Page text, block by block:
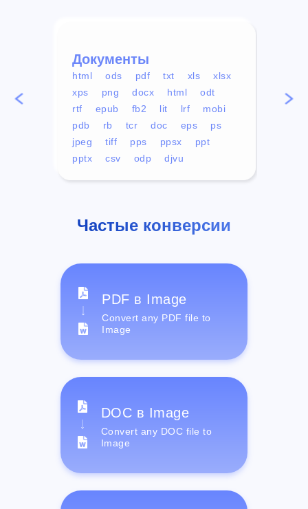
Документы
html ods pdf txt xls
xlsx
xps
png docx html
odt
rtf
epub fb2 lit lrf
mobi
pdb
rb tcr doc eps
ps
jpeg
tiff pps ppsx
ppt
pptx
csv odp djvu
mp4
Частые конверсии
PDF в Image
Convert any PDF file to
Image
DOC в Image
Convert any DOC file to
Image